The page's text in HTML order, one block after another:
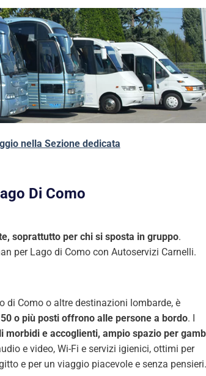
nella Sezione dedicata
Di Como
soprattutto per chi si sposta in gruppo.
per Lago di Como con Autoservizi Carnelli.
di Como o altre destinazioni lombarde, è
o più posti offrono alle persone a bordo. I
morbidi e accoglienti, ampio spazio per
e video, Wi-Fi e servizi igienici, ottimi per
e per un viaggio piacevole e senza pensieri.